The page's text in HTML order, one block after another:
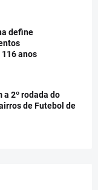
define
anos
a 2º rodada do
de Futebol de